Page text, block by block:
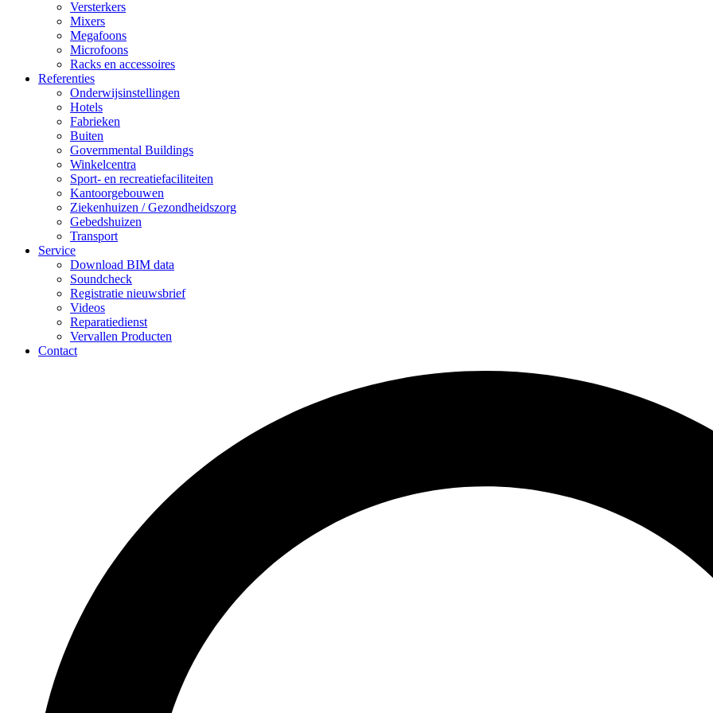
Versterkers
Mixers
Megafoons
Microfoons
Racks en accessoires
Referenties
Onderwijsinstellingen
Hotels
Fabrieken
Buiten
Governmental Buildings
Winkelcentra
Sport- en recreatiefaciliteiten
Kantoorgebouwen
Ziekenhuizen / Gezondheidszorg
Gebedshuizen
Transport
Service
Download BIM data
Soundcheck
Registratie nieuwsbrief
Videos
Reparatiedienst
Vervallen Producten
Contact